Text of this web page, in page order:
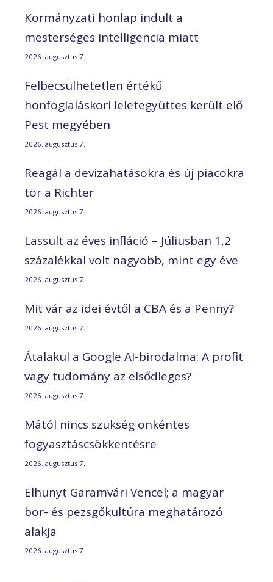
Kormányzati honlap indult a
mesterséges intelligencia miatt
2026. augusztus 7.
Felbecsülhetetlen értékű
honfoglaláskori leletegyüttes került elő
Pest megyében
2026. augusztus 7.
Reagál a devizahatásokra és új piacokra
tör a Richter
2026. augusztus 7.
Lassult az éves infláció – Júliusban 1,2
százalékkal volt nagyobb, mint egy éve
2026. augusztus 7.
Mit vár az idei évtől a CBA és a Penny?
2026. augusztus 7.
Átalakul a Google AI-birodalma: A profit
vagy tudomány az elsődleges?
2026. augusztus 7.
Mától nincs szükség önkéntes
fogyasztáscsökkentésre
2026. augusztus 7.
Elhunyt Garamvári Vencel; a magyar
bor- és pezsgőkultúra meghatározó
alakja
2026. augusztus 7.